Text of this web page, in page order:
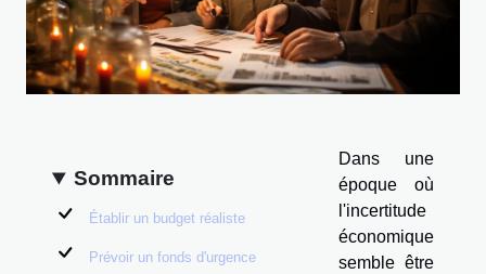
Sommaire
Établir un budget réaliste
Prévoir un fonds d'urgence
Dans une
époque où
l'incertitude
économique
semble être